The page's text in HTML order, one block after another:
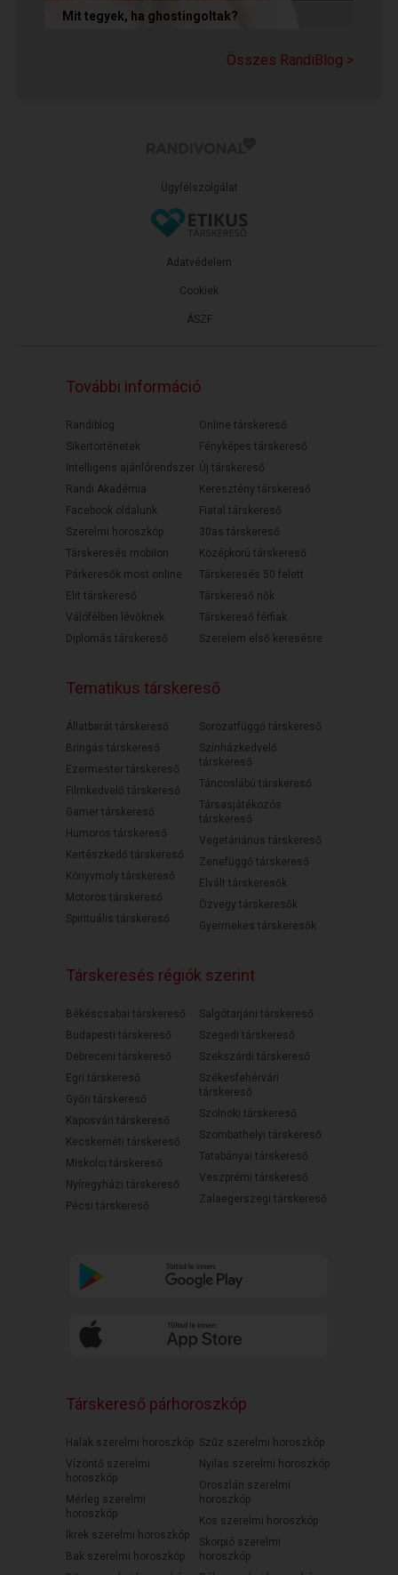
Mit tegyek, ha ghostingoltak?
a legfontosabb teendőd: ne fuss utána, ne küldj
Összes RandiBlog >
Ügyfélszolgálat
ÁSZF
Adatvédelem
Cookiek
További információ
Randiblog
Sikertörténetek
Intelligens ajánlórendszer
Randi Akadémia
Facebook oldalunk
Szerelmi horoszkóp
Társkeresés mobilon
Párkeresők most online
Elit társkereső
Válófélben lévőknek
Diplomás társkereső
Online társkereső
Fényképes társkereső
Új társkereső
Keresztény társkereső
Fiatal társkereső
30as társkereső
Középkorú társkereső
Társkeresés 50 felett
Társkereső nők
Társkereső férfiak
Szerelem első keresésre
Tematikus társkereső
Állatbarát társkereső
Bringás társkereső
Ezermester társkereső
Filmkedvelő társkereső
Gamer társkereső
Humoros társkereső
Kertészkedő társkereső
Könyvmoly társkereső
Motoros társkereső
Spirituális társkereső
Sorozatfüggő társkereső
Színházkedvelő
társkereső
Táncoslábú társkereső
Társasjátékozós
társkereső
Vegetáriánus társkereső
Zenefüggő társkereső
Elvált társkeresők
Özvegy társkeresők
Gyermekes társkeresők
Társkeresés régiók szerint
Békéscsabai társkereső
Budapesti társkereső
Debreceni társkereső
Egri társkereső
Győri társkereső
Kaposvári társkereső
Kecskeméti társkereső
Miskolci társkereső
Nyíregyházi társkereső
Pécsi társkereső
Salgótarjáni társkereső
Szegedi társkereső
Szekszárdi társkereső
Székesfehérvári
társkereső
Szolnoki társkereső
Szombathelyi társkereső
Tatabányai társkereső
Veszprémi társkereső
Zalaegerszegi társkereső
Társkereső párhoroszkóp
Halak szerelmi horoszkóp
Vízöntő szerelmi
horoszkóp
Mérleg szerelmi
horoszkóp
Ikrek szerelmi horoszkóp
Bak szerelmi horoszkóp
Szűz szerelmi horoszkóp
Nyilas szerelmi horoszkóp
Oroszlán szerelmi
horoszkóp
Kos szerelmi horoszkóp
Skorpió szerelmi
horoszkóp